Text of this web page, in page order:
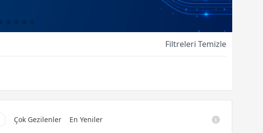
Filtreleri Temizle
Çok Gezilenler En Yeniler